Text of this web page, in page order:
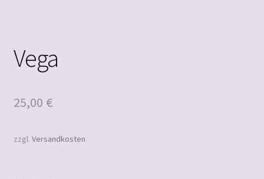
Vega
25,00 €
zzgl. Versandkosten